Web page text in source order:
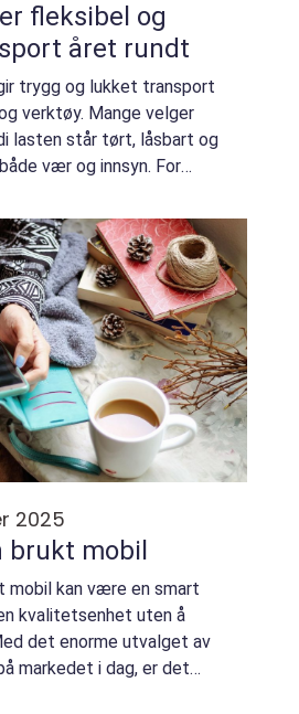
og
året rundt
trygg og lukket transport
verktøy. Mange velger
lasten står tørt, låsbart og
vær og innsyn. For
som et rullende lager,
2025
brukt mobil
mobil kan være en smart
kvalitetsenhet uten å
det enorme utvalget av
markedet i dag, er det